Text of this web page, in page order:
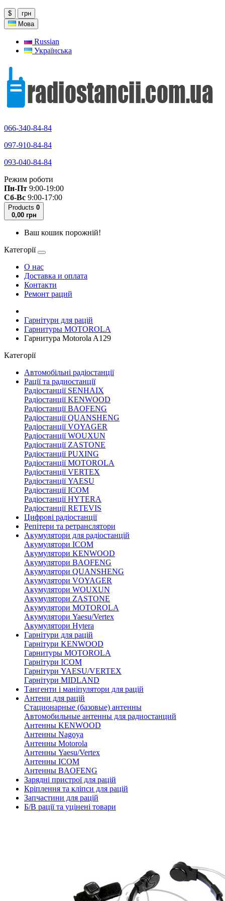
$
грн
Мова
Russian
Українська
066-340-84-84
097-910-84-84
093-040-84-84
Режим роботи
Пн-Пт 9:00-19:00
Сб-Вс 9:00-17:00
Products 0
0,00 грн
Ваш кошик порожній!
Категорії
О нас
Доставка и оплата
Контакти
Ремонт раций
Гарнітури для рацій
Гарнитуры MOTOROLA
Гарнитура Motorola A129
Категорії
Автомобільні радіостанції
Рації та радиостанції
Радіостанції SENHAIX
Радіостанції KENWOOD
Радіостанції BAOFENG
Радіостанції QUANSHENG
Радіостанції VOYAGER
Радіостанції WOUXUN
Радіостанції ZASTONE
Радіостанції PUXING
Радіостанції MOTOROLA
Радіостанції VERTEX
Радіостанції YAESU
Радіостанції ICOM
Радіостанції HYTERA
Радіостанції RETEVIS
Цифрові радіостанції
Репітери та ретранслятори
Акумулятори для радіостанцій
Акумулятори ICOM
Акумулятори KENWOOD
Акумулятори BAOFENG
Акумулятори QUANSHENG
Акумулятори VOYAGER
Акумулятори WOUXUN
Акумулятори ZASTONE
Акумулятори MOTOROLA
Акумулятори Yaesu/Vertex
Акумулятори Hytera
Гарнітури для рацій
Гарнітури KENWOOD
Гарнитуры MOTOROLA
Гарнітури ICOM
Гарнітури YAESU/VERTEX
Гарнітури MIDLAND
Тангенти і маніпулятори для рацій
Антени для рацій
Стационарные (базовые) антенны
Автомобильные антенны для радиостанций
Антенны KENWOOD
Антенны Nagoya
Антенны Motorola
Антенны Yaesu/Vertex
Антенны ICOM
Антенны BAOFENG
Зарядні пристрої для рацій
Кріплення та кліпси для рацій
Запчастини для рацій
Б/В рації та уцінені товари